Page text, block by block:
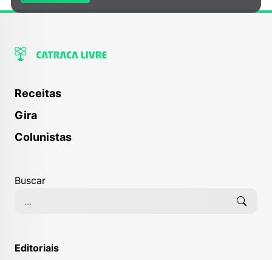
Receitas
Gira
Colunistas
Buscar
Editoriais